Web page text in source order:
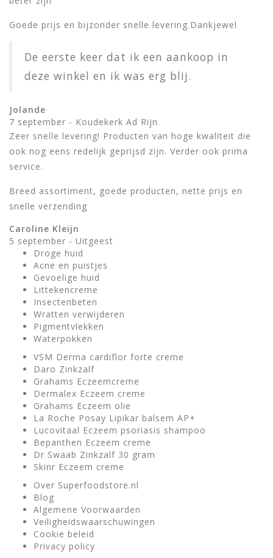
Goede prijs en bijzonder snelle levering.Dankjewel
De eerste keer dat ik een aankoop in
deze winkel en ik was erg blij.
Jolande
7 september - Koudekerk Ad Rijn
Zeer snelle levering! Producten van hoge kwaliteit die
ook nog eens redelijk geprijsd zijn. Verder ook prima
service.
Breed assortiment, goede producten, nette prijs en
snelle verzending
Caroline Kleijn
5 september - Uitgeest
Droge huid
Acne en puistjes
Gevoelige huid
Littekencreme
Insectenbeten
Wratten verwijderen
Pigmentvlekken
Waterpokken
VSM Derma cardiflor forte creme
Daro Zinkzalf
Grahams Eczeemcreme
Dermalex Eczeem creme
Grahams Eczeem olie
La Roche Posay Lipikar balsem AP+
Lucovitaal Eczeem psoriasis shampoo
Bepanthen Eczeem creme
Dr Swaab Zinkzalf 30 gram
Skinr Eczeem creme
Over Superfoodstore.nl
Blog
Algemene Voorwaarden
Veiligheidswaarschuwingen
Cookie beleid
Privacy policy